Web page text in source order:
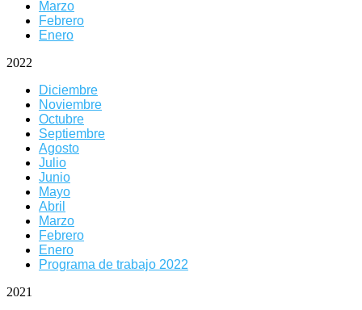
Marzo
Febrero
Enero
2022
Diciembre
Noviembre
Octubre
Septiembre
Agosto
Julio
Junio
Mayo
Abril
Marzo
Febrero
Enero
Programa de trabajo 2022
2021